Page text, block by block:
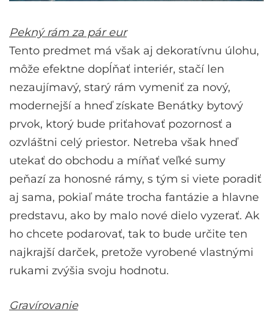
Pekný rám za pár eur
Tento predmet má však aj dekoratívnu úlohu,
môže efektne dopĺňať interiér, stačí len
nezaujímavý, starý rám vymeniť za nový,
modernejší a hneď získate Benátky bytový
prvok, ktorý bude priťahovať pozornosť a
ozvláštni celý priestor. Netreba však hneď
utekať do obchodu a míňať veľké sumy
peňazí za honosné rámy, s tým si viete poradiť
aj sama, pokiaľ máte trocha fantázie a hlavne
predstavu, ako by malo nové dielo vyzerať. Ak
ho chcete podarovať, tak to bude určite ten
najkrajší darček, pretože vyrobené vlastnými
rukami zvýšia svoju hodnotu.
Gravírovanie